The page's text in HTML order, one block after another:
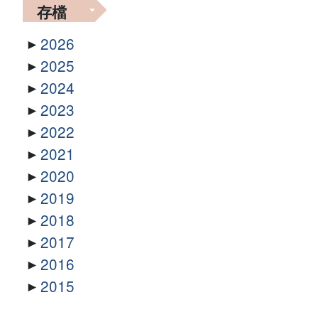
存檔
2026
2025
2024
2023
2022
2021
2020
2019
2018
2017
2016
2015